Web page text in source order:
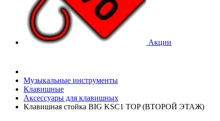
Акции
Музыкальные инструменты
Клавишные
Аксессуары для клавишных
Клавишная стойка BIG KSC1 TOP (ВТОРОЙ ЭТАЖ)